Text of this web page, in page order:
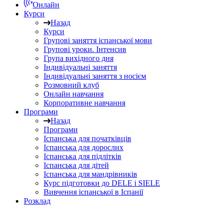
Онлайн
Курси
Назад
Курси
Групові заняття іспанської мови
Групові уроки. Інтенсив
Група вихідного дня
Індивідуальні заняття
Індивідуальні заняття з носієм
Розмовний клуб
Онлайн навчання
Корпоративне навчання
Програми
Назад
Програми
Іспанська для початківців
Іспанська для дорослих
Іспанська для підлітків
Іспанська для дітей
Іспанська для мандрівників
Курс підготовки до DELE і SIELE
Вивчення іспанської в Іспанії
Розклад